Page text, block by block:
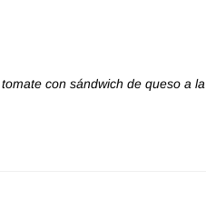
con sándwich de queso a la